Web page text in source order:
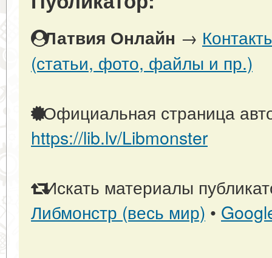
Латвия Онлайн →
(статьи, фото, файлы и пр.)
Официальная страница
https://lib.lv/Libmonster
Искать материалы
Либмонстр (весь мир) •